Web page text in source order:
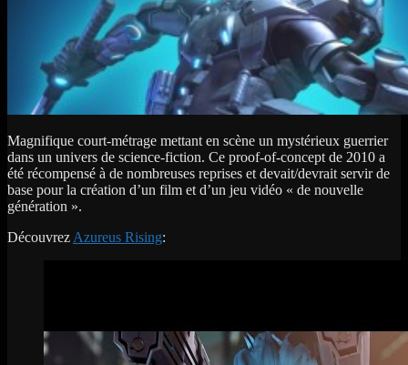
Magnifique court-métrage mettant en scène un mystérieux guerrier
dans un univers de science-fiction. Ce proof-of-concept de 2010 a
été récompensé à de nombreuses reprises et devait/devrait servir de
base pour la création d’un film et d’un jeu vidéo « de nouvelle
génération ».
Découvrez Azureus Rising: